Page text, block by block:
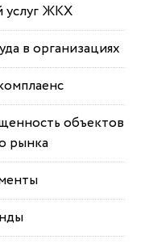
услуг ЖКХ
в организациях
объектов
рынка